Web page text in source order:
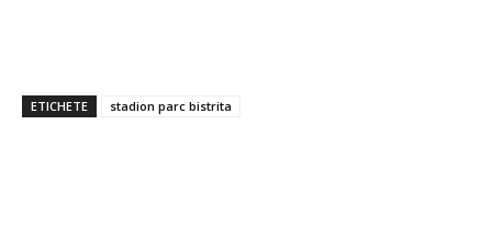
ETICHETE stadion parc bistrita